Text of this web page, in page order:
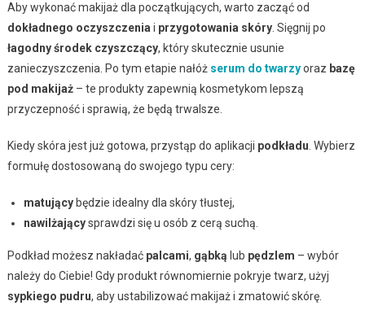
Aby wykonać makijaż dla początkujących, warto zacząć od
dokładnego oczyszczenia i przygotowania skóry. Sięgnij po
łagodny środek czyszczący, który skutecznie usunie
zanieczyszczenia. Po tym etapie nałóż serum do twarzyoraz bazę
pod makijaż– te produkty zapewnią kosmetykom lepszą
przyczepność i sprawią, że będą trwalsze.
Kiedy skóra jest już gotowa, przystąp do aplikacji podkładu . Wybierz
formułę dostosowaną do swojego typu cery:
matującybędzie idealny dla skóry tłustej,
nawilżającysprawdzi się u osób z cerą suchą.
Podkład możesz nakładać palcami, gąbką lub pędzlem – wybór
należy do Ciebie! Gdy produkt równomiernie pokryje twarz, użyj
sypkiego pudru, aby ustabilizować makijaż i zmatowić skórę.